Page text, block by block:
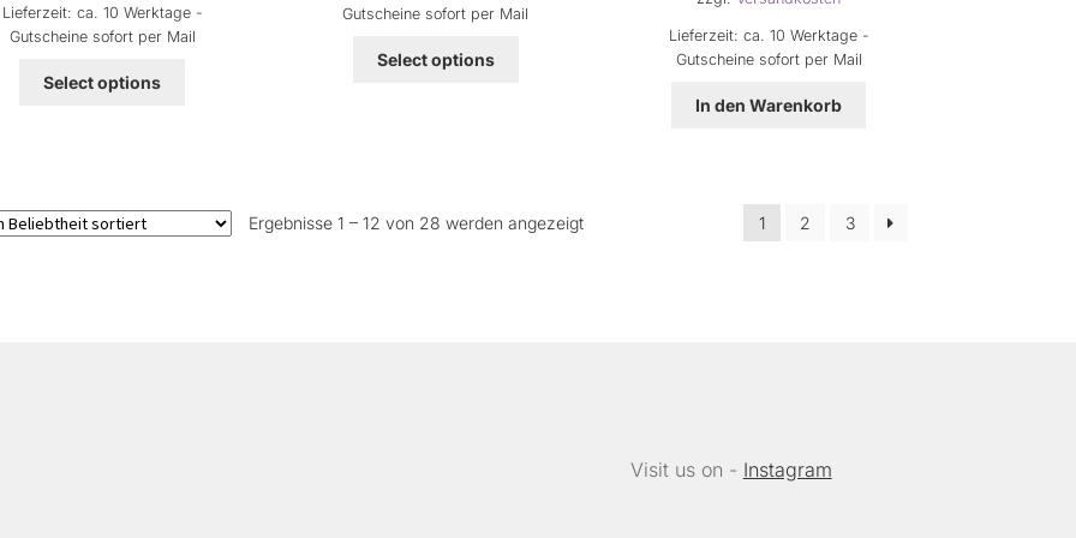
Lieferzeit: ca. 10 Werktage -
Gutscheine sofort per Mail
Select options
Gutscheine sofort per Mail
Select options
Lieferzeit: ca. 10 Werktage -
Gutscheine sofort per Mail
In den Warenkorb
Ergebnisse 1 – 12 von 28 werden angezeigtNach
1 2 3
Visit us on - Instagram